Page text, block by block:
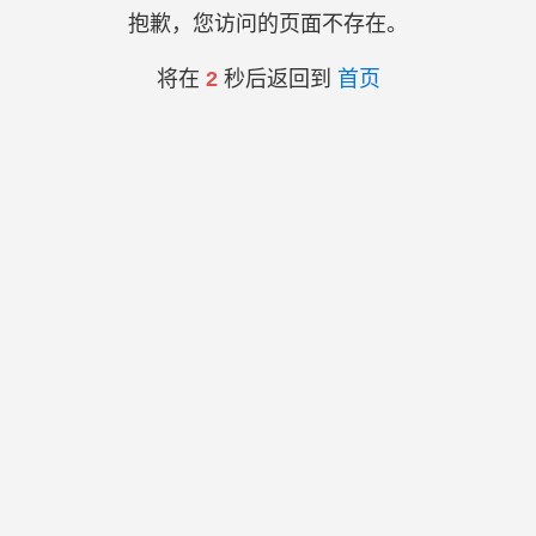
抱歉，您访问的页面不存在。
将在 2秒后返回到 首页